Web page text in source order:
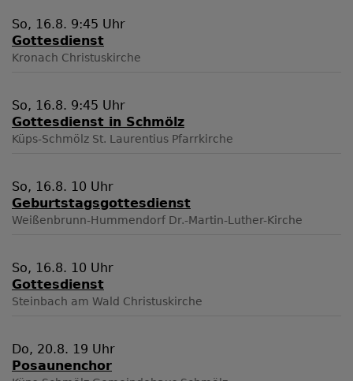
So, 16.8. 9:45 Uhr
Gottesdienst
Kronach Christuskirche
So, 16.8. 9:45 Uhr
Gottesdienst in Schmölz
Küps-Schmölz St. Laurentius Pfarrkirche
So, 16.8. 10 Uhr
Geburtstagsgottesdienst
Weißenbrunn-Hummendorf Dr.-Martin-Luther-Kirche
So, 16.8. 10 Uhr
Gottesdienst
Steinbach am Wald Christuskirche
Do, 20.8. 19 Uhr
Posaunenchor